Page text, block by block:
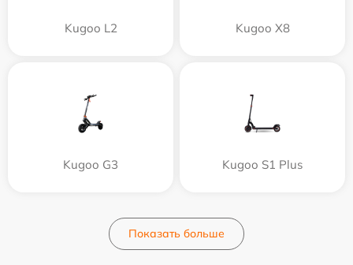
Kugoo L2 Kugoo X8
Kugoo G3 Kugoo S1 Plus
Показать больше